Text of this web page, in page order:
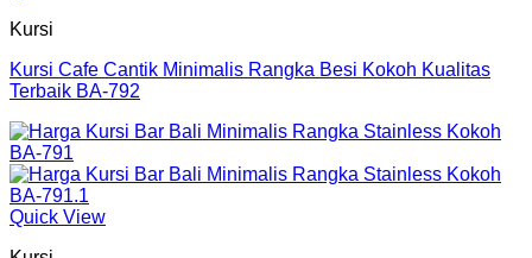
Kursi
Kursi Cafe Cantik Minimalis Rangka Besi Kokoh Kualitas
Terbaik BA-792
Quick View